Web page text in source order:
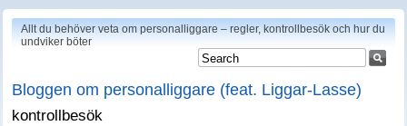
Allt du behöver veta om personalliggare – regler, kontrollbesök och hur du
undviker böter
Bloggen om personalliggare (feat. Liggar-Lasse)
kontrollbesök